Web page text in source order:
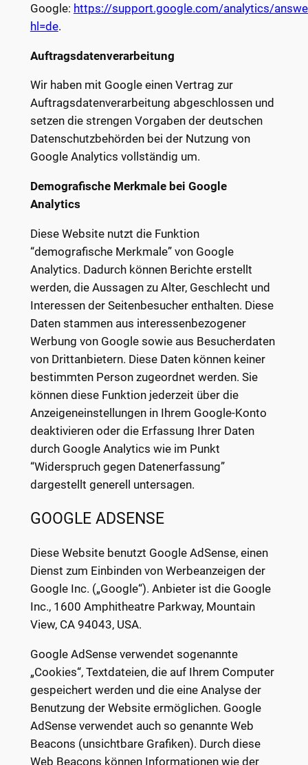
Google: https://support.google.com/analytics/
hl=de.
Auftragsdatenverarbeitung
Wir haben mit Google einen Vertrag zur
Auftragsdatenverarbeitung abgeschlossen und
setzen die strengen Vorgaben der deutschen
Datenschutzbehörden bei der Nutzung von
Google Analytics vollständig um.
Demografische Merkmale bei Google
Analytics
Diese Website nutzt die Funktion
“demografische Merkmale” von Google
Analytics. Dadurch können Berichte erstellt
werden, die Aussagen zu Alter, Geschlecht und
Interessen der Seitenbesucher enthalten. Diese
Daten stammen aus interessenbezogener
Werbung von Google sowie aus Besucherdaten
von Drittanbietern. Diese Daten können keiner
bestimmten Person zugeordnet werden. Sie
können diese Funktion jederzeit über die
Anzeigeneinstellungen in Ihrem Google-Konto
deaktivieren oder die Erfassung Ihrer Daten
durch Google Analytics wie im Punkt
“Widerspruch gegen Datenerfassung”
dargestellt generell untersagen.
GOOGLE ADSENSE
Diese Website benutzt Google AdSense, einen
Dienst zum Einbinden von Werbeanzeigen der
Google Inc. („Google“). Anbieter ist die Google
Inc., 1600 Amphitheatre Parkway, Mountain
View, CA 94043, USA.
Google AdSense verwendet sogenannte
„Cookies“, Textdateien, die auf Ihrem Computer
gespeichert werden und die eine Analyse der
Benutzung der Website ermöglichen. Google
AdSense verwendet auch so genannte Web
Beacons (unsichtbare Grafiken). Durch diese
Web Beacons können Informationen wie der